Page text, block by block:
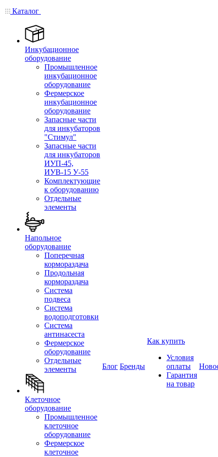
Каталог
Инкубационное
оборудование
Промышленное
инкубационное
оборудование
Фермерское
инкубационное
оборудование
Запасные части
для инкубаторов
"Стимул"
Запасные части
для инкубаторов
ИУП-45,
ИУВ-15 У-55
Комплектующие
к оборудованию
Отдельные
элементы
Напольное
оборудование
Поперечная
кормораздача
Продольная
кормораздача
Система
подвеса
Система
водоподготовки
Система
антинасеста
Фермерское
оборудование
Отдельные
элементы
Клеточное
оборудование
Промышленное
клеточное
оборудование
Фермерское
клеточное
Блог Бренды
Как купить
Условия
оплаты
Гарантия
на товар